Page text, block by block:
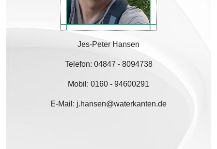
Jes-Peter Hansen
Telefon: 04847 - 8094738
Mobil: 0160 - 94600291
E-Mail: j.hansen@waterkanten.de